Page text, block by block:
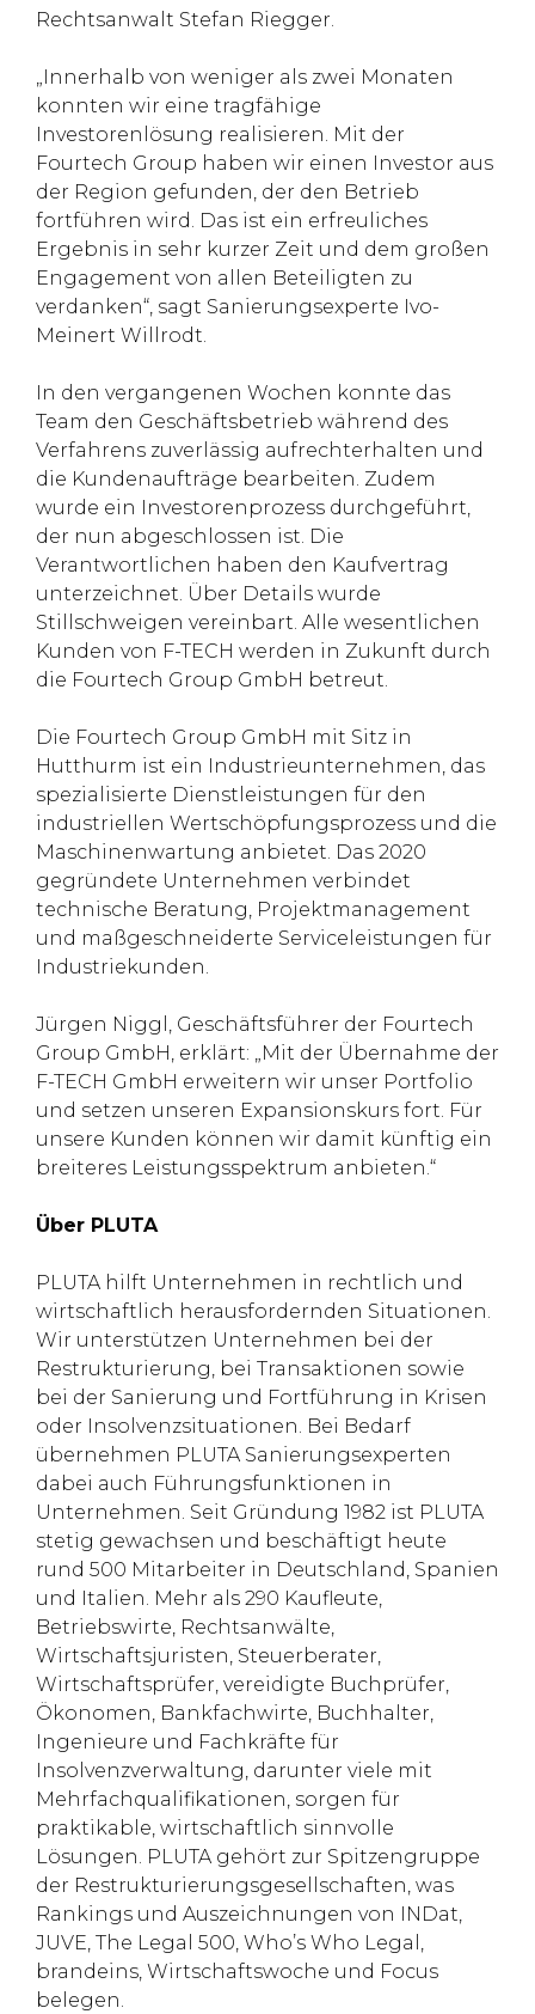
Rechtsanwalt Stefan Riegger.
„Innerhalb von weniger als zwei Monaten
konnten wir eine tragfähige
Investorenlösung realisieren. Mit der
Fourtech Group haben wir einen Investor aus
der Region gefunden, der den Betrieb
fortführen wird. Das ist ein erfreuliches
Ergebnis in sehr kurzer Zeit und dem großen
Engagement von allen Beteiligten zu
verdanken“, sagt Sanierungsexperte Ivo-
Meinert Willrodt.
In den vergangenen Wochen konnte das
Team den Geschäftsbetrieb während des
Verfahrens zuverlässig aufrechterhalten und
die Kundenaufträge bearbeiten. Zudem
wurde ein Investorenprozess durchgeführt,
der nun abgeschlossen ist. Die
Verantwortlichen haben den Kaufvertrag
unterzeichnet. Über Details wurde
Stillschweigen vereinbart. Alle wesentlichen
Kunden von F-TECH werden in Zukunft durch
die Fourtech Group GmbH betreut.
Die Fourtech Group GmbH mit Sitz in
Hutthurm ist ein Industrieunternehmen, das
spezialisierte Dienstleistungen für den
industriellen Wertschöpfungsprozess und die
Maschinenwartung anbietet. Das 2020
gegründete Unternehmen verbindet
technische Beratung, Projektmanagement
und maßgeschneiderte Serviceleistungen für
Industriekunden.
Jürgen Niggl, Geschäftsführer der Fourtech
Group GmbH, erklärt: „Mit der Übernahme der
F-TECH GmbH erweitern wir unser Portfolio
und setzen unseren Expansionskurs fort. Für
unsere Kunden können wir damit künftig ein
breiteres Leistungsspektrum anbieten.“
Über PLUTA
PLUTA hilft Unternehmen in rechtlich und
wirtschaftlich herausfordernden Situationen.
Wir unterstützen Unternehmen bei der
Restrukturierung, bei Transaktionen sowie
bei der Sanierung und Fortführung in Krisen
oder Insolvenzsituationen. Bei Bedarf
übernehmen PLUTA Sanierungsexperten
dabei auch Führungsfunktionen in
Unternehmen. Seit Gründung 1982 ist PLUTA
stetig gewachsen und beschäftigt heute
rund 500 Mitarbeiter in Deutschland, Spanien
und Italien. Mehr als 290 Kaufleute,
Betriebswirte, Rechtsanwälte,
Wirtschaftsjuristen, Steuerberater,
Wirtschaftsprüfer, vereidigte Buchprüfer,
Ökonomen, Bankfachwirte, Buchhalter,
Ingenieure und Fachkräfte für
Insolvenzverwaltung, darunter viele mit
Mehrfachqualifikationen, sorgen für
praktikable, wirtschaftlich sinnvolle
Lösungen. PLUTA gehört zur Spitzengruppe
der Restrukturierungsgesellschaften, was
Rankings und Auszeichnungen von INDat,
JUVE, The Legal 500, Who’s Who Legal,
brandeins, Wirtschaftswoche und Focus
belegen.